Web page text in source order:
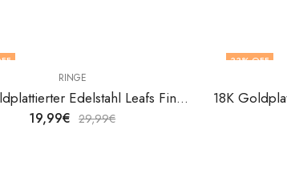
RINGE
18K Goldplattierter Edelstahl Leafs Fingerring von V&F Jewelers
19,99€ 29,99€
33% OFF